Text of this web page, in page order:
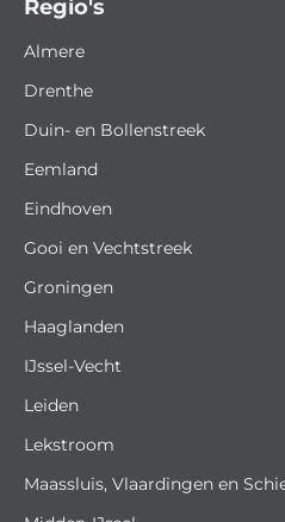
Regio's
Almere
Drenthe
Duin- en Bollenstreek
Eemland
Eindhoven
Gooi en Vechtstreek
Groningen
Haaglanden
IJssel-Vecht
Leiden
Lekstroom
Maassluis, Vlaardingen en